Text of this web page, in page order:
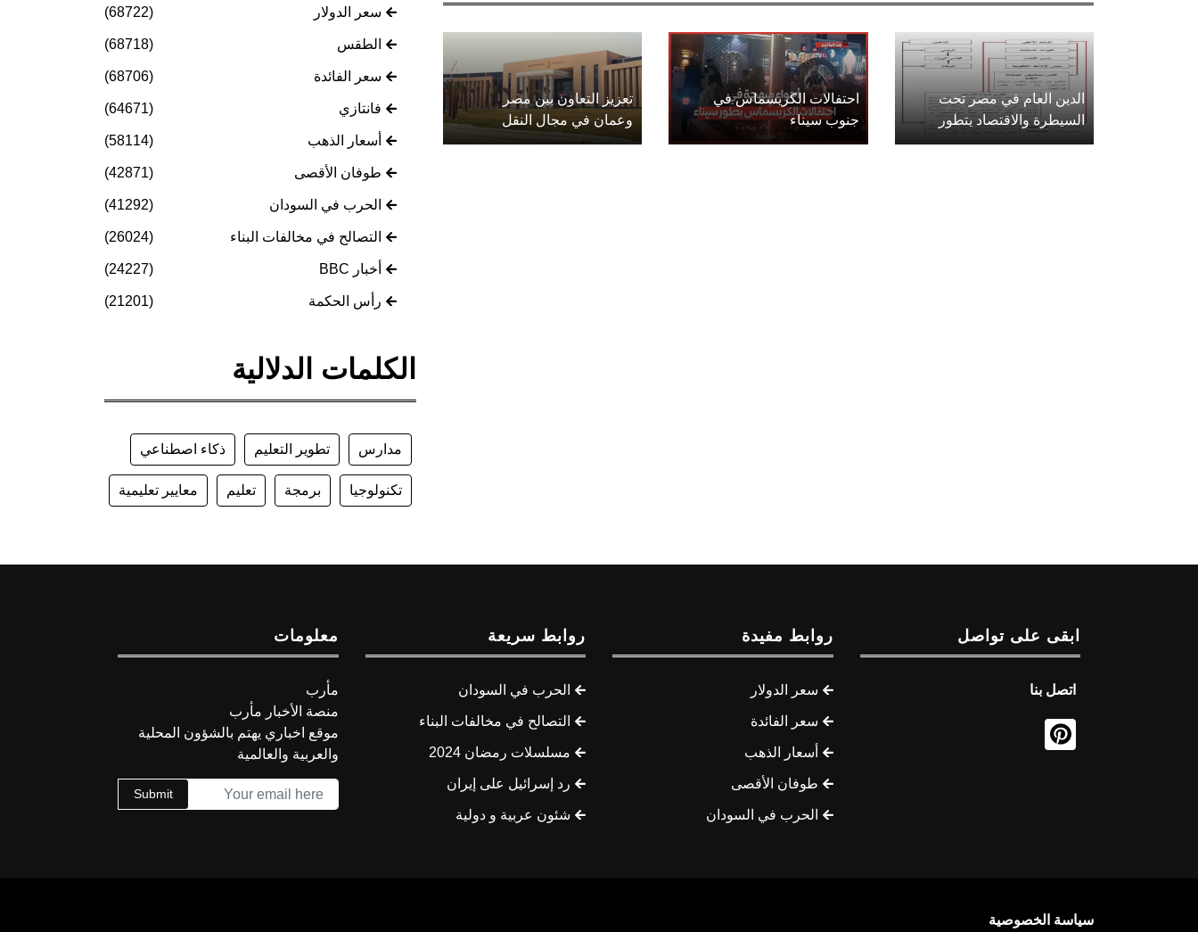
الدين العام في مصر تحت
السيطرة والاقتصاد يتطور
احتفالات الكريسماس في
جنوب سيناء
تعزيز التعاون بين مصر
وعمان في مجال النقل
سعر الدولار (68722)
الطقس (68718)
سعر الفائدة (68706)
فانتازي (64671)
أسعار الذهب (58114)
طوفان الأقصى (42871)
الحرب في السودان (41292)
التصالح في مخالفات البناء (26024)
أخبار BBC (24227)
رأس الحكمة (21201)
الكلمات الدلالية
مدارس تطوير التعليم ذكاء اصطناعي
تكنولوجيا برمجة تعليم معايير تعليمية
ابقى على تواصل
اتصل بنا
روابط مفيدة
سعر الدولار
سعر الفائدة
أسعار الذهب
طوفان الأقصى
الحرب في السودان
روابط سريعة
الحرب في السودان
التصالح في مخالفات البناء
مسلسلات رمضان 2024
رد إسرائيل على إيران
شئون عربية و دولية
معلومات
مأرب
منصة الأخبار مأرب
موقع اخباري يهتم بالشؤون المحلية
والعربية والعالمية
Submit
سياسة الخصوصية